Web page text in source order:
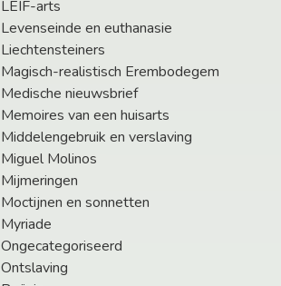
LEIF-arts
Levenseinde en euthanasie
Liechtensteiners
Magisch-realistisch Erembodegem
Medische nieuwsbrief
Memoires van een huisarts
Middelengebruik en verslaving
Miguel Molinos
Mijmeringen
Moctijnen en sonnetten
Myriade
Ongecategoriseerd
Ontslaving